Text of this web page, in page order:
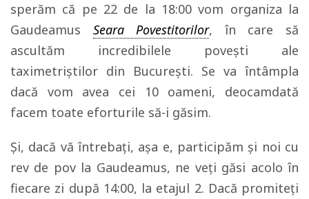
sperăm că pe 22 de la 18:00 vom organiza la
Gaudeamus Seara Povestitorilor, în care să
ascultăm incredibilele povești ale
taximetriștilor din București. Se va întâmpla
dacă vom avea cei 10 oameni, deocamdată
facem toate eforturile să-i găsim.
Și, dacă vă întrebați, așa e, participăm și noi cu
rev de pov la Gaudeamus, ne veți găsi acolo în
fiecare zi după 14:00, la etajul 2. Dacă promiteți